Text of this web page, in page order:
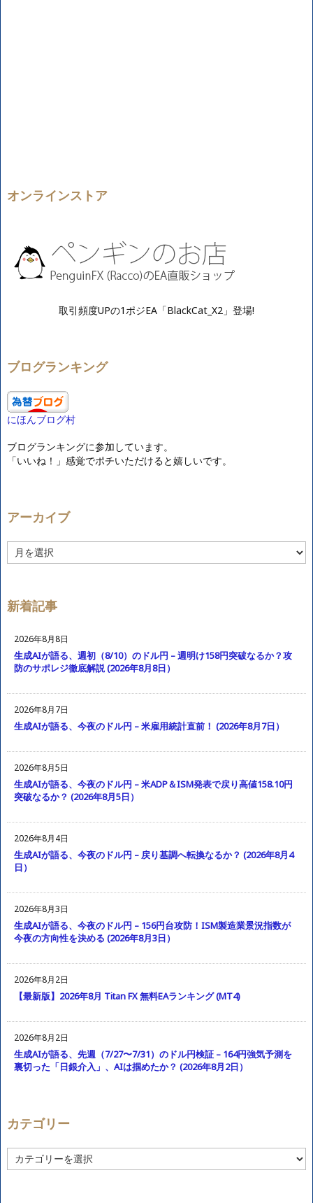
オンラインストア
取引頻度UPの1ポジEA「BlackCat_X2」登場!
ブログランキング
にほんブログ村
ブログランキングに参加しています。
「いいね！」感覚でポチいただけると嬉しいです。
アーカイブ
ー
ブ
新着記事
2026年8月8日
生成AIが語る、週初（8/10）のドル円 – 週明け158円突破なるか？攻
防のサポレジ徹底解説 (2026年8月8日）
2026年8月7日
生成AIが語る、今夜のドル円 – 米雇用統計直前！ (2026年8月7日）
2026年8月5日
生成AIが語る、今夜のドル円 – 米ADP＆ISM発表で戻り高値158.10円
突破なるか？ (2026年8月5日）
2026年8月4日
生成AIが語る、今夜のドル円 – 戻り基調へ転換なるか？ (2026年8月4
日）
2026年8月3日
生成AIが語る、今夜のドル円 – 156円台攻防！ISM製造業景況指数が
今夜の方向性を決める (2026年8月3日）
2026年8月2日
【最新版】2026年8月 Titan FX 無料EAランキング (MT4)
2026年8月2日
生成AIが語る、先週（7/27〜7/31）のドル円検証 – 164円強気予測を
裏切った「日銀介入」、AIは掴めたか？ (2026年8月2日）
カテゴリー
カ
テ